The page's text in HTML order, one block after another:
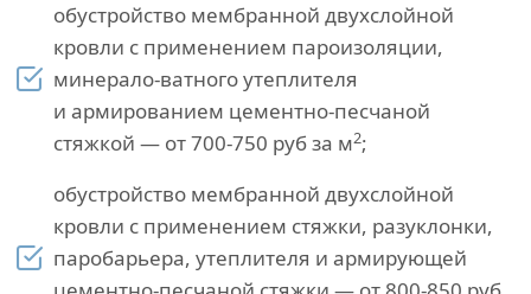
обустройство мембранной двухслойной
кровли с применением пароизоляции,
минерало-ватного утеплителя
и армированием цементно-песчаной
стяжкой — от 700-750 руб за м2;
обустройство мембранной двухслойной
кровли с применением стяжки, разуклонки,
паробарьера, утеплителя и армирующей